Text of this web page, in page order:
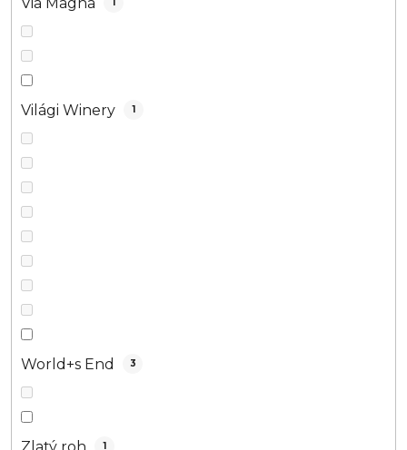
Világi Winery 1
World+s End 3
Zlatý roh 1